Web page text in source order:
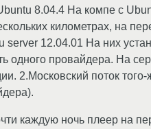
8.04.4 На компе с
километрах, на
server 12.04.01 На них
одного провайдера. На
2.Московский поток
каждую ночь плеер на